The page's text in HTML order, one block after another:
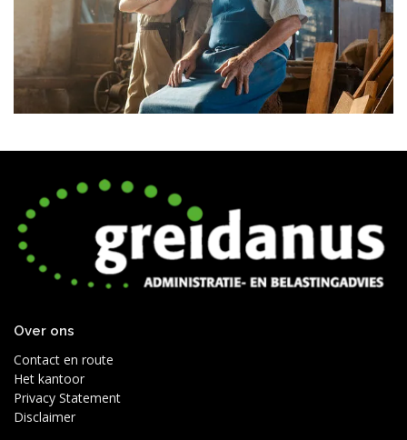
Over ons
Contact en route
Het kantoor
Privacy Statement
Disclaimer